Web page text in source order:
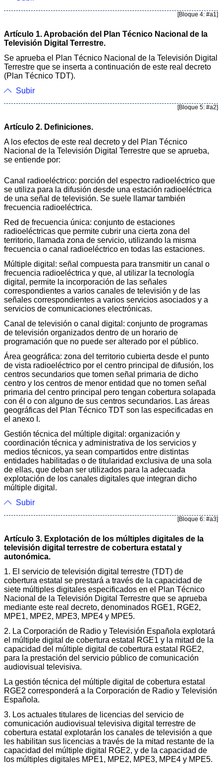
[Bloque 4: #a1]
Artículo 1. Aprobación del Plan Técnico Nacional de la
Televisión Digital Terrestre.
Se aprueba el Plan Técnico Nacional de la Televisión Digital
Terrestre que se inserta a continuación de este real decreto
(Plan Técnico TDT).
Subir
[Bloque 5: #a2]
Artículo 2. Definiciones.
A los efectos de este real decreto y del Plan Técnico
Nacional de la Televisión Digital Terrestre que se aprueba,
se entiende por:
Canal radioeléctrico: porción del espectro radioeléctrico que
se utiliza para la difusión desde una estación radioeléctrica
de una señal de televisión. Se suele llamar también
frecuencia radioeléctrica.
Red de frecuencia única: conjunto de estaciones
radioeléctricas que permite cubrir una cierta zona del
territorio, llamada zona de servicio, utilizando la misma
frecuencia o canal radioeléctrico en todas las estaciones.
Múltiple digital: señal compuesta para transmitir un canal o
frecuencia radioeléctrica y que, al utilizar la tecnología
digital, permite la incorporación de las señales
correspondientes a varios canales de televisión y de las
señales correspondientes a varios servicios asociados y a
servicios de comunicaciones electrónicas.
Canal de televisión o canal digital: conjunto de programas
de televisión organizados dentro de un horario de
programación que no puede ser alterado por el público.
Área geográfica: zona del territorio cubierta desde el punto
de vista radioeléctrico por el centro principal de difusión, los
centros secundarios que tomen señal primaria de dicho
centro y los centros de menor entidad que no tomen señal
primaria del centro principal pero tengan cobertura solapada
con él o con alguno de sus centros secundarios. Las áreas
geográficas del Plan Técnico TDT son las especificadas en
el anexo I.
Gestión técnica del múltiple digital: organización y
coordinación técnica y administrativa de los servicios y
medios técnicos, ya sean compartidos entre distintas
entidades habilitadas o de titularidad exclusiva de una sola
de ellas, que deban ser utilizados para la adecuada
explotación de los canales digitales que integran dicho
múltiple digital.
Subir
[Bloque 6: #a3]
Artículo 3. Explotación de los múltiples digitales de la
televisión digital terrestre de cobertura estatal y
autonómica.
1. El servicio de televisión digital terrestre (TDT) de
cobertura estatal se prestará a través de la capacidad de
siete múltiples digitales especificados en el Plan Técnico
Nacional de la Televisión Digital Terrestre que se aprueba
mediante este real decreto, denominados RGE1, RGE2,
MPE1, MPE2, MPE3, MPE4 y MPE5.
2. La Corporación de Radio y Televisión Española explotará
el múltiple digital de cobertura estatal RGE1 y la mitad de la
capacidad del múltiple digital de cobertura estatal RGE2,
para la prestación del servicio público de comunicación
audiovisual televisiva.
La gestión técnica del múltiple digital de cobertura estatal
RGE2 corresponderá a la Corporación de Radio y Televisión
Española.
3. Los actuales titulares de licencias del servicio de
comunicación audiovisual televisiva digital terrestre de
cobertura estatal explotarán los canales de televisión a que
les habilitan sus licencias a través de la mitad restante de la
capacidad del múltiple digital RGE2, y de la capacidad de
los múltiples digitales MPE1, MPE2, MPE3, MPE4 y MPE5.